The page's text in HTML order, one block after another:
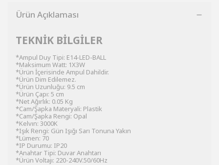
Ürün Açıklaması
TEKNİK BİLGİLER
*Ampul Duy Tipi: E14-LED-BALL
*Maksimum Watt: 1X3W
*Ürün İçerisinde Ampul Dahildir.
*Ürün Dim Edilemez.
*Ürün Uzunluğu: 9.5 cm
*Ürün Çapı: 5 cm
*Net Ağırlık: 0.05 Kg
*Cam/Şapka Materyali: Plastik
*Cam/Şapka Rengi: Opal
*Kelvın: 3000K
*Işık Rengi: Gün Işığı Sarı Tonuna Yakın
*Lümen: 70
*IP Durumu: IP20
*Anahtar Tipi: Duvar Anahtarı
*Ürün Voltajı: 220-240V.50/60Hz